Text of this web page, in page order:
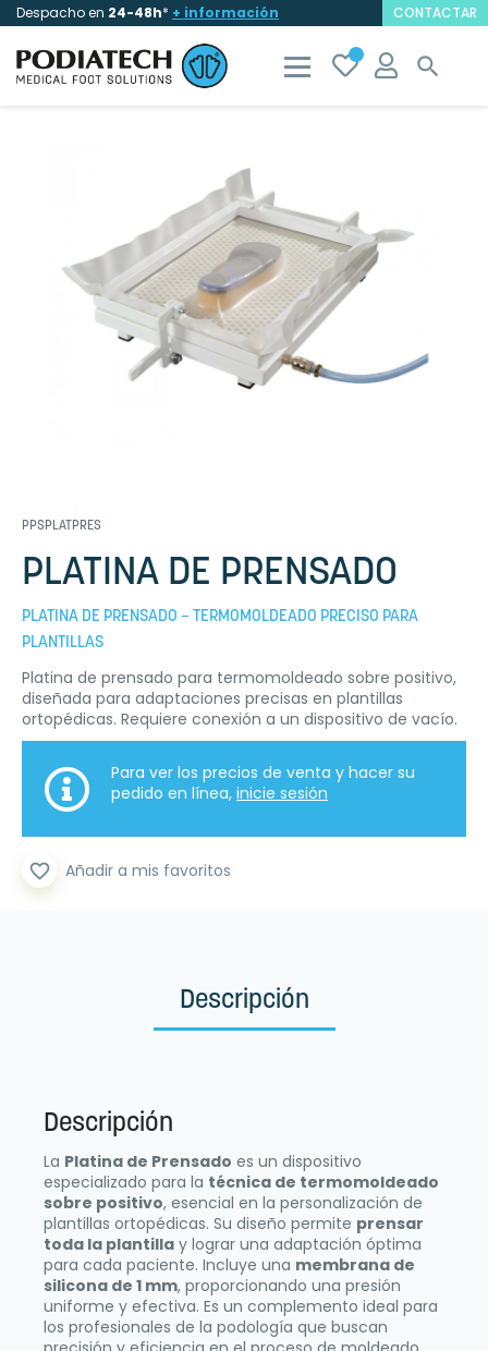
Despacho en 24-48h* + información CONTACTAR

PPSPLATPRES
PLATINA DE PRENSADO
PLATINA DE PRENSADO – TERMOMOLDEADO PRECISO PARA
PLANTILLAS
Platina de prensado para termomoldeado sobre positivo,
diseñada para adaptaciones precisas en plantillas
ortopédicas. Requiere conexión a un dispositivo de vacío.
Para ver los precios de venta y hacer su
pedido en línea, inicie sesión
favorite_border Añadir a mis favoritos
Descripción
Descripción
La Platina de Prensado es un dispositivo
especializado para la técnica de termomoldeado
sobre positivo, esencial en la personalización de
plantillas ortopédicas. Su diseño permite prensar
toda la plantilla y lograr una adaptación óptima
para cada paciente. Incluye una membrana de
silicona de 1 mm, proporcionando una presión
uniforme y efectiva. Es un complemento ideal para
los profesionales de la podología que buscan